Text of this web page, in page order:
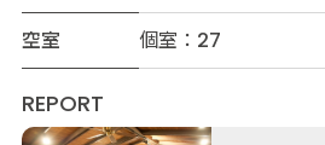
空室
個室：27
REPORT